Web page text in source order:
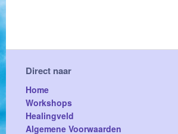
Direct naar
Home
Workshops
Healingveld
Algemene Voorwaarden